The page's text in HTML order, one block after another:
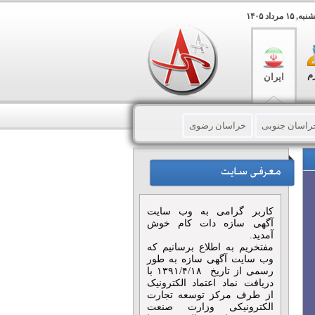
۱۴۰۵
ایران
جنوبی خراسان رضوی
لرستان مازندران مرکزی
کاربر گرامی به وب سایت
آگهی سازه دات کام خوش
آمدید.
مفتخریم به اطلاع برسانیم که
وب سایت آگهی سازه به طور
رسمی از تاریخ ۱۳۹۱/۴/۱۸ با
دریافت نماد اعتماد الکترونیک
از طرف مرکز توسعه تجارت
الکترونیکی وزارت صنعت